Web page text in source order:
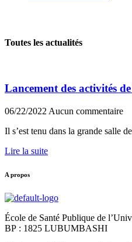
Toutes les actualités
Lancement des activités
06/22/2022 Aucun commentaire
Il s’est tenu dans la grande salle
Lire la suite
A propos
École de Santé Publique de
BP : 1825 LUBUMBASHI